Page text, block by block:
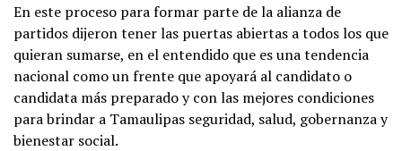
En este proceso para formar parte de la alianza de
partidos dijeron tener las puertas abiertas a todos los que
quieran sumarse, en el entendido que es una tendencia
nacional como un frente que apoyará al candidato o
candidata más preparado y con las mejores condiciones
para brindar a Tamaulipas seguridad, salud, gobernanza y
bienestar social.